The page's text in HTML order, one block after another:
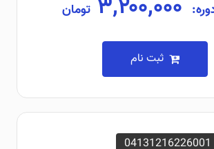
تومان
ثبت نام
04131216226001